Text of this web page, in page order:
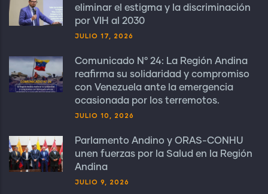
eliminar el estigma y la discriminación
por VIH al 2030
JULIO 17, 2026
Comunicado N° 24: La Región Andina
reafirma su solidaridad y compromiso
con Venezuela ante la emergencia
ocasionada por los terremotos.
JULIO 10, 2026
Parlamento Andino y ORAS-CONHU
unen fuerzas por la Salud en la Región
Andina
JULIO 9, 2026